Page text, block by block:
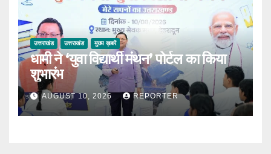
उत्तराखंड उत्तराखंड मुख्य ख़बरें
धामी ने ‘युवा विद्यार्थी मंथन’ पोर्टल का किया
शुभारंभ
AUGUST 10, 2026 REPORTER